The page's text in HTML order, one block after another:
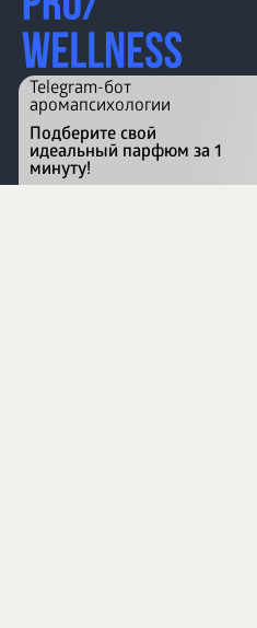
Перейти на сайт
Telegram-бот
аромапсихологии
Подберите свой
идеальный парфюм за 1
минуту!